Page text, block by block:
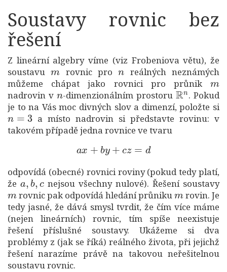
Soustavy rovnic bez
řešení
Z lineární algebry víme (viz Frobeniova větu), že
soustavu
m
rovnic pro
n
reálných neznámých
můžeme chápat jako rovnici pro průnik
m
nadrovin v
n
-dimenzionálním prostoru
Rn
. Pokud
je to na Vás moc divných slov a dimenzí, položte si
n =3
a místo nadrovin si představte rovinu: v
takovém případě jedna rovnice ve tvaru
a x+by+ cz=d
odpovídá (obecné) rovnici roviny (pokud tedy platí,
že
a,b,c
nejsou všechny nulové). Řešení soustavy
m
rovnic pak odpovídá hledání průniku
m
rovin. Je
tedy jasné, že dává smysl tvrdit, že čím více máme
(nejen lineárních) rovnic, tím spíše neexistuje
řešení příslušné soustavy. Ukážeme si dva
problémy z (jak se říká) reálného života, při jejichž
řešení narazíme právě na takovou neřešitelnou
soustavu rovnic.